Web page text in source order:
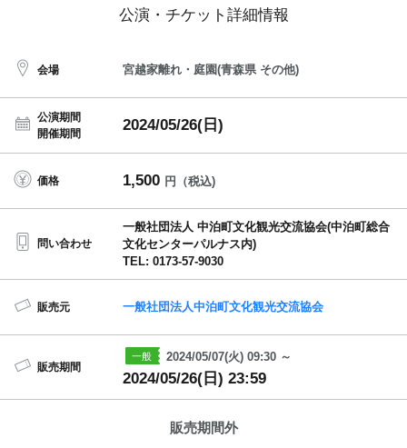
公演・チケット詳細情報
会場 宮越家離れ・庭園(青森県 その他)
公演期間
開催期間
2024/05/26(日)
価格 1,500 円（税込)
問い合わせ
一般社団法人 中泊町文化観光交流協会(中泊町総合
文化センターパルナス内)
TEL: 0173-57-9030
販売元 一般社団法人中泊町文化観光交流協会
販売期間
2024/05/07(火) 09:30 ～
2024/05/26(日) 23:59
販売期間外